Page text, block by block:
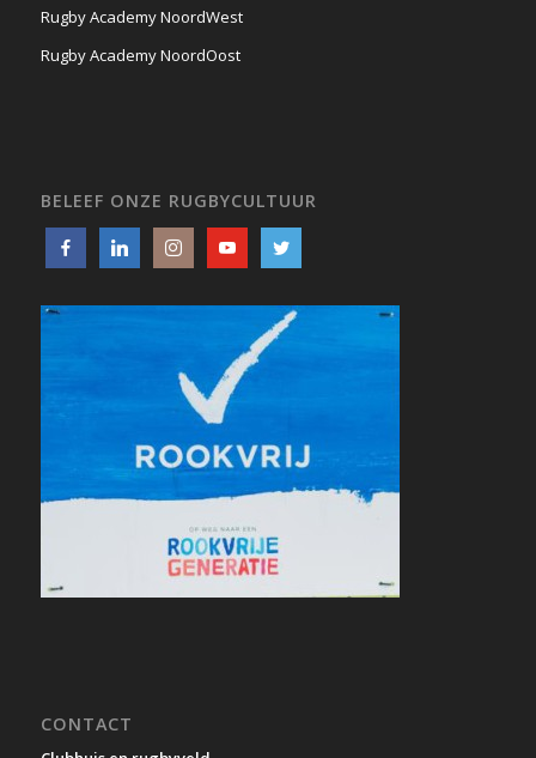
Rugby Academy NoordWest
Rugby Academy NoordOost
BELEEF ONZE RUGBYCULTUUR
CONTACT